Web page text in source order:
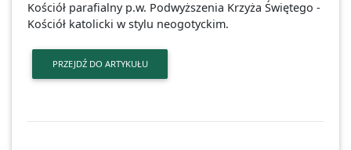
Kościół parafialny p.w. Podwyższenia Krzyża Świętego -
Kościół katolicki w stylu neogotyckim.
PRZEJDŹ DO ARTYKUŁU